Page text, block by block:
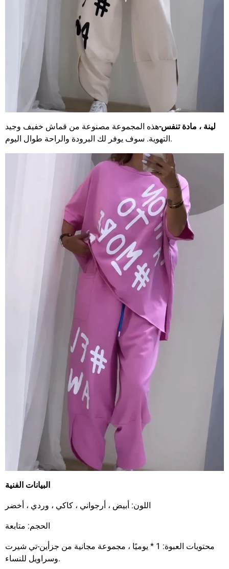
لينة ، مادة تنفس-هذه المجموعة مصنوعة من قماش خفيف وجيد
التهوية. سوف يوفر لك البرودة والراحة طوال اليوم.
البيانات الفنية
اللون: أبيض ، أرجواني ، كاكي ، وردي ، أخضر
الحجم: متابعة
محتويات العبوة: 1 * يوميًا ، مجموعة مجانية من جزأين-تي شيرت
وسراويل للنساء.